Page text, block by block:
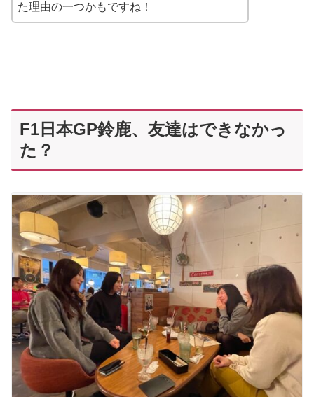
た理由の一つかもですね！
F1日本GP鈴鹿、友達はできなかっ
た？